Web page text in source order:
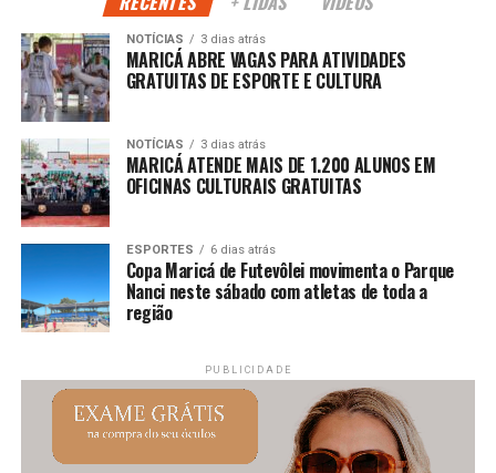
A expectativa é que o show de
mais movimentados da programação, reunindo fãs do
pagode e público de diferentes regiões.
Siga aMaricá Web TV
notícias da cidade.
NOTÍCIAS 3 dias atrás
MARICÁ ABRE VAGAS PARA ATIVIDADES
GRATUITAS DE ESPORTE E CULTURA
NOTÍCIAS 3 dias atrás
MARICÁ ATENDE MAIS DE 1.200 ALUNOS EM
OFICINAS CULTURAIS GRATUITAS
ESPORTES 6 dias atrás
Copa Maricá de Futevôlei movimenta o Parque
Nanci neste sábado com atletas de toda a
região
PUBLICIDADE